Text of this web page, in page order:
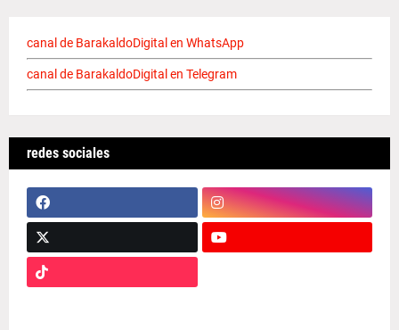
canal de BarakaldoDigital en WhatsApp
canal de BarakaldoDigital en Telegram
redes sociales